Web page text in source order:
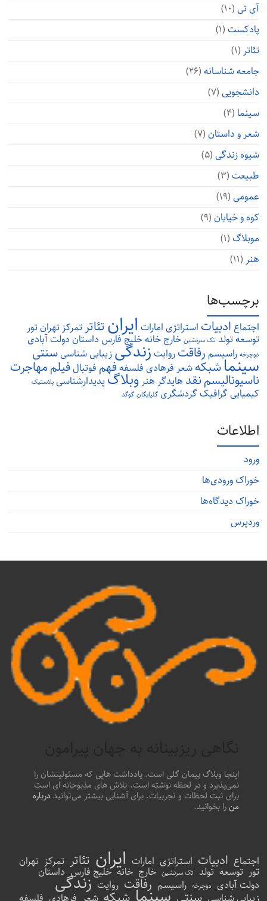
آی تی(۱۰)
پادکست(۱)
تئاتر (۱)
جامعه شناسانه(۲۶)
دانشجویی(۷)
سینما (۴)
شعر و داستان(۷)
شیوه زندگی(۵)
طبیعت(۳)
عمومی(۱۹)
کوه و خیابان(۹)
موبلاگ(۱)
هنر (۱۱)
برچسب‌ها
اجتماعادبیات استراتژیامارات ایرانتئاترتمرکزتهرانتور
توسعهتولد تک سرنشین خارجخانهخلیج فارسداستاندولت آبادی
دوچرخه راسیسمرفاقتروایتزندگیزیبایی شناسیسنتی
سینماشبکهشعرفرهادیفلسفهفهم فوتبالفیلممهاجرت
ناسیونالیسمنقد هایدگرهنروبلاگپدیدارشناسی پلاستیک
کیمیاییگرافیکگردشگری گلپایگان گوگد
اطلاعات
ورود
خوراک ورودی‌ها
خوراک دیدگاه‌ها
وردپرس
اینجا وبلاگ پیمان گلی است. یادداشت هایی که مسئولیتشان را
نمی‌پذیرد و در لحظه نوشته است. تلاش های مذبوحانه ای است
برای ثبت لحظات و تجربیات. برای آشنایی بیشتر می‌توانیددرباره
منرا بخوانید.
اجتماع ادبیات استراتژی امارات ایران تئاتر تمرکز تهران
تور توسعه تولد تک سرنشین خارج خانه خلیج فارس داستان
دولت آبادی دوچرخه راسیسم رفاقت روایت زندگی